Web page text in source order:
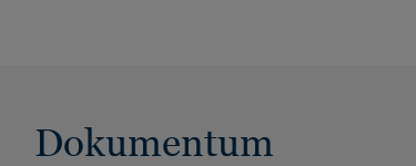
Dokumentum